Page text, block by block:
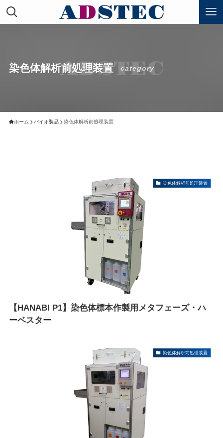
染色体解析前処理装置 category
ホーム バイオ製品 染色体解析前処理装置
染色体解析前処理装置
【HANABI P1】染色体標本作製用メタフェーズ・ハ
ーベスター
染色体解析前処理装置